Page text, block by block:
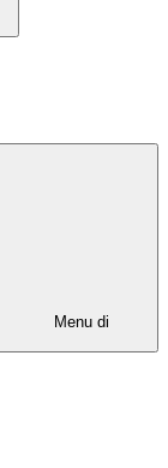
Menu di